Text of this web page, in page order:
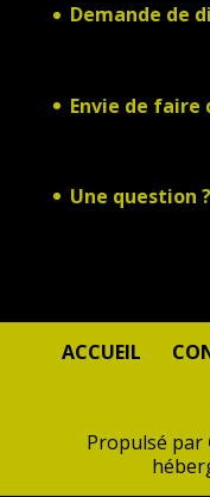
Demande de
Envie de faire
Une question ?
ACCUEIL
Propulsé par